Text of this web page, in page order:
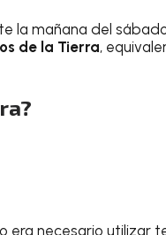
la mañana del
de la Tierra,
era necesario utilizar